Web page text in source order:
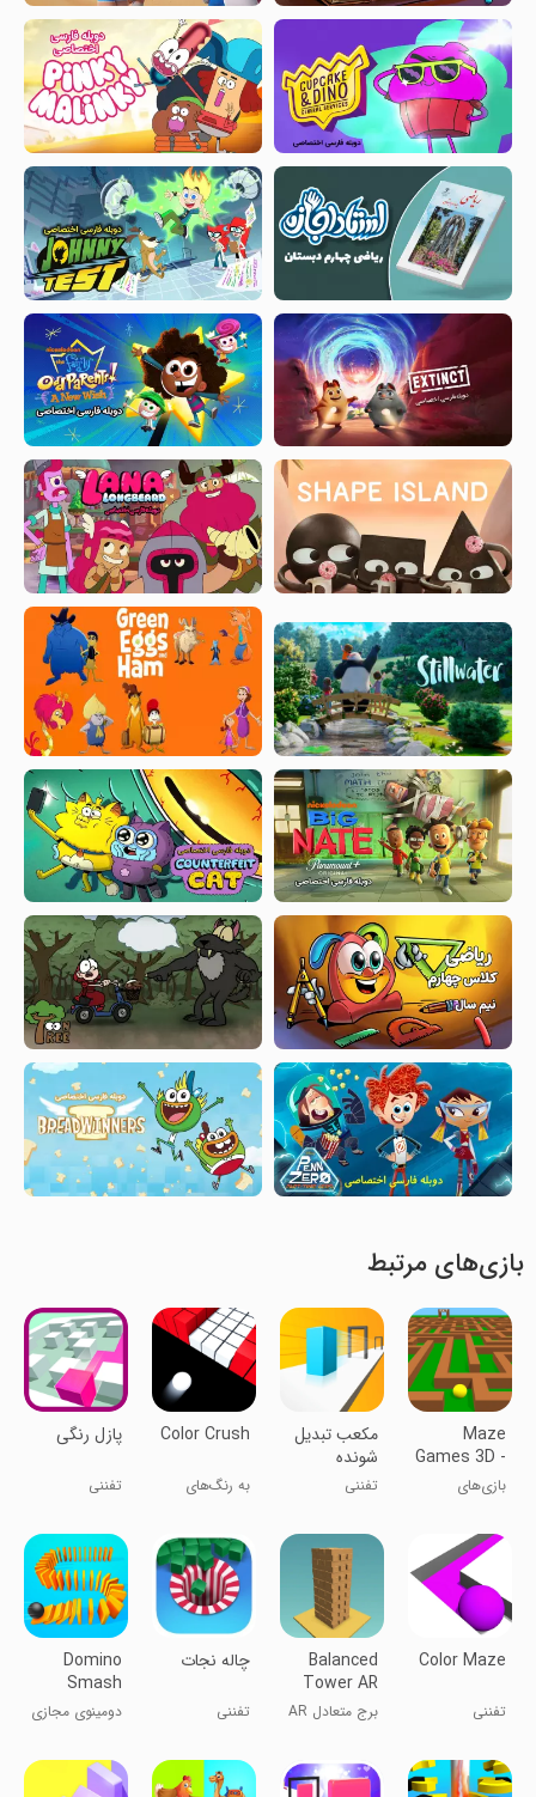
بازی‌های مرتبط
Maze
Games 3D -
Fun
Labyrinth
بازی‌های
لابیرنت
سرگرم‌کننده
مکعب تبدیل
شونده
تفننی
Color Crush
به رنگ‌های
‏پازل رنگی
تفننی
Color Maze
تفننی
Balanced
Tower AR
برج متعادل AR
چاله نجات
تفننی
Domino
Smash
دومینوی مجازی